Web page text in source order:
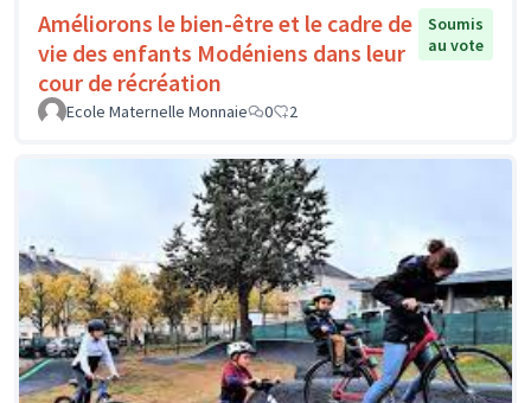
Améliorons le bien-être et le cadre de
vie des enfants Modéniens dans leur
cour de récréation
Soumis
au vote
Ecole Maternelle Monnaie 0 2